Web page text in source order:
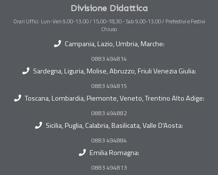
Divisione Didattica
Orari Uffici: Lun-Ven 9,00-13,00 / 15,00-18,30 - Sab 9,00-13,00 / Prefestivi e Festivi
Chiuso
Campania, Lazio, Umbria, Marche:
0883 494814
Sardegna, Liguria, Molise, Abruzzo, Friuli Venezia Giulia:
0883 494815
Toscana, Lombardia, Piemonte, Veneto, Trentino Alto Adige:
0883 494882
Sicilia, Puglia, Calabria, Basilicata, Valle D'Aosta:
0883 494884
Emilia Romagna:
0883 494813